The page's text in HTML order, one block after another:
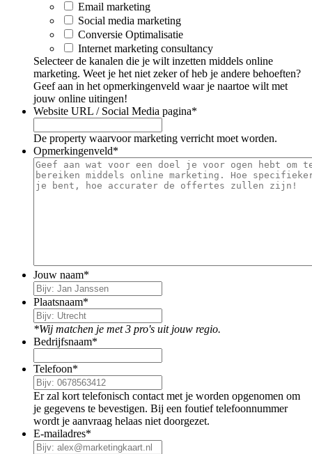
Email marketing
Social media marketing
Conversie Optimalisatie
Internet marketing consultancy
Selecteer de kanalen die je wilt inzetten middels online
marketing. Weet je het niet zeker of heb je andere behoeften?
Geef aan in het opmerkingenveld waar je naartoe wilt met
jouw online uitingen!
Website URL / Social Media pagina*
De property waarvoor marketing verricht moet worden.
Opmerkingenveld*
Jouw naam*
Plaatsnaam*
*Wij matchen je met 3 pro's uit jouw regio.
Bedrijfsnaam*
Telefoon*
Er zal kort telefonisch contact met je worden opgenomen om
je gegevens te bevestigen. Bij een foutief telefoonnummer
wordt je aanvraag helaas niet doorgezet.
E-mailadres*